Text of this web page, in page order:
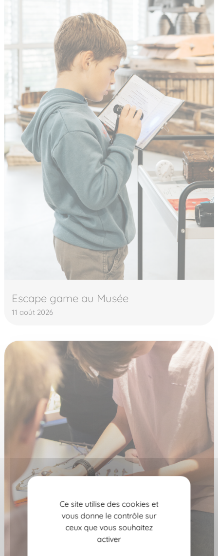
Escape game au Musée
11 août 2026
Ce site utilise des cookies et
vous donne le contrôle sur
ceux que vous souhaitez
activer